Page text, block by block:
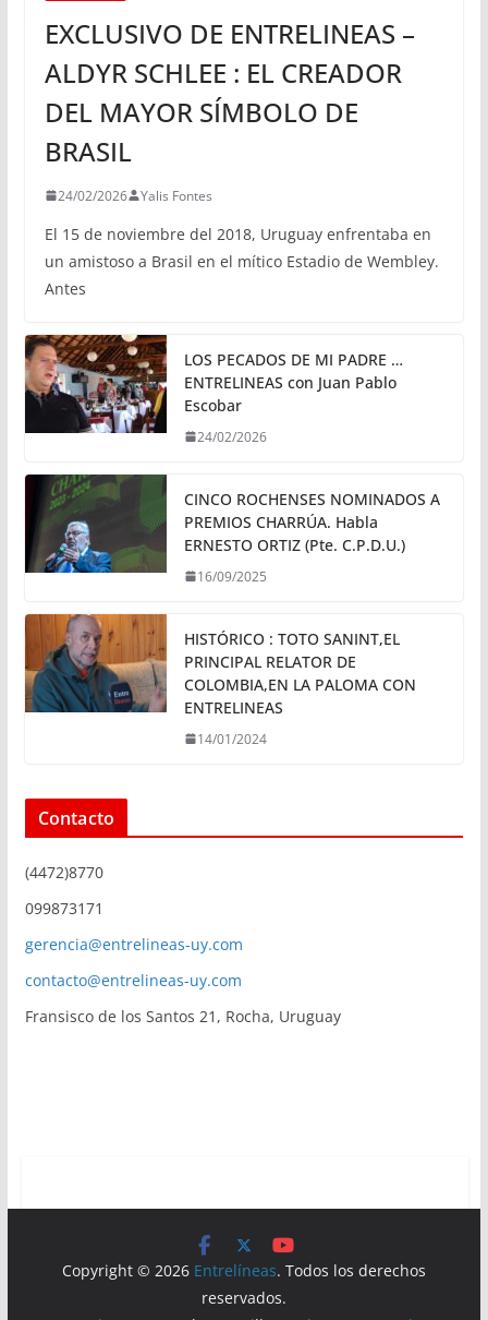
EXCLUSIVO DE ENTRELINEAS –
ALDYR SCHLEE : EL CREADOR
DEL MAYOR SÍMBOLO DE
BRASIL
24/02/2026 Yalis Fontes
El 15 de noviembre del 2018, Uruguay enfrentaba en
un amistoso a Brasil en el mítico Estadio de Wembley.
Antes
LOS PECADOS DE MI PADRE …
ENTRELINEAS con Juan Pablo
Escobar
24/02/2026
CINCO ROCHENSES NOMINADOS A
PREMIOS CHARRÚA. Habla
ERNESTO ORTIZ (Pte. C.P.D.U.)
16/09/2025
HISTÓRICO : TOTO SANINT,EL
PRINCIPAL RELATOR DE
COLOMBIA,EN LA PALOMA CON
ENTRELINEAS
14/01/2024
Contacto
(4472)8770
099873171
gerencia@entrelineas-uy.com
contacto@entrelineas-uy.com
Fransisco de los Santos 21, Rocha, Uruguay
Copyright © 2026 Entrelíneas. Todos los derechos
reservados.